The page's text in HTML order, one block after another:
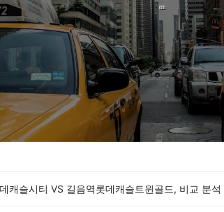
캐슬시티 VS 길음역롯데캐슬트윈골드, 비교 분석